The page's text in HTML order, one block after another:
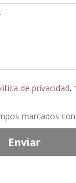
de privacidad.
marcados con
Enviar